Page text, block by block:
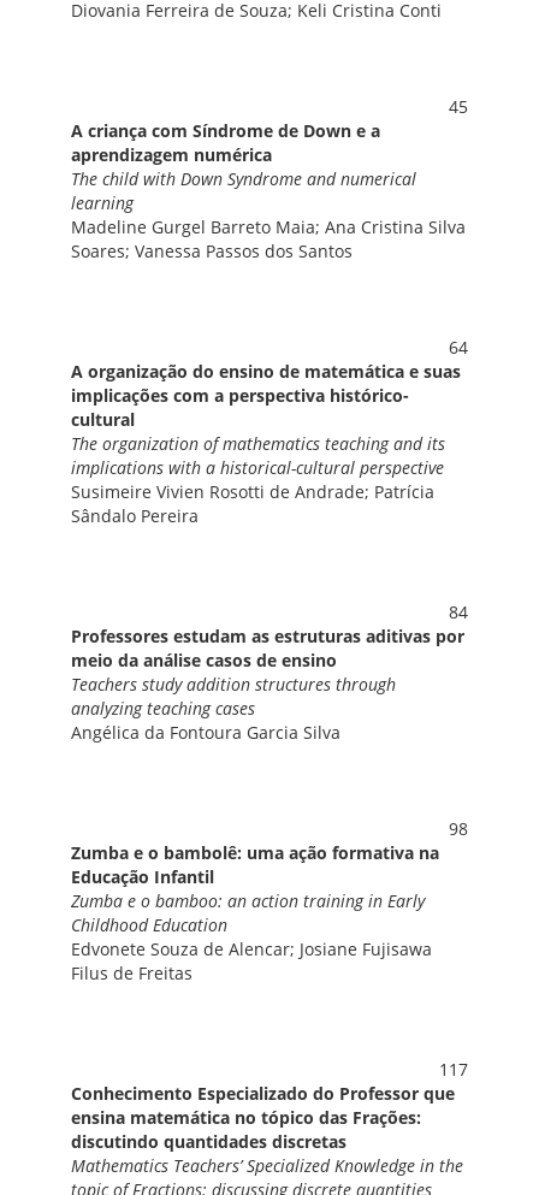
Diovania Ferreira de Souza; Keli Cristina Conti
45
A criança com Síndrome de Down e a
aprendizagem numérica
The child with Down Syndrome and numerical
learning
Madeline Gurgel Barreto Maia; Ana Cristina Silva
Soares; Vanessa Passos dos Santos
64
A organização do ensino de matemática e suas
implicações com a perspectiva histórico-
cultural
The organization of mathematics teaching and its
implications with a historical-cultural perspective
Susimeire Vivien Rosotti de Andrade; Patrícia
Sândalo Pereira
84
Professores estudam as estruturas aditivas por
meio da análise casos de ensino
Teachers study addition structures through
analyzing teaching cases
Angélica da Fontoura Garcia Silva
98
Zumba e o bambolê: uma ação formativa na
Educação Infantil
Zumba e o bamboo: an action training in Early
Childhood Education
Edvonete Souza de Alencar; Josiane Fujisawa
Filus de Freitas
117
Conhecimento Especializado do Professor que
ensina matemática no tópico das Frações:
discutindo quantidades discretas
Mathematics Teachers’ Specialized Knowledge in the
topic of Fractions: discussing discrete quantities